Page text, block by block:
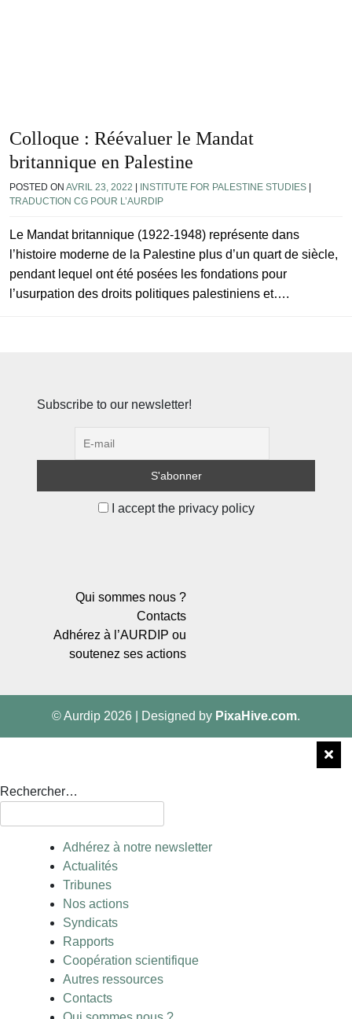
Colloque : Réévaluer le Mandat
britannique en Palestine
POSTED ON AVRIL 23, 2022 INSTITUTE FOR PALESTINE STUDIES
TRADUCTION CG POUR L’AURDIP
Le Mandat britannique (1922-1948) représente dans
l’histoire moderne de la Palestine plus d’un quart de siècle,
pendant lequel ont été posées les fondations pour
l’usurpation des droits politiques palestiniens et….
Subscribe to our newsletter!
I accept the privacy policy
Qui sommes nous ?
Contacts
Adhérez à l’AURDIP ou
soutenez ses actions
© Aurdip 2026 Designed by PixaHive.com.
Rechercher…
Adhérez à notre newsletter
Actualités
Tribunes
Nos actions
Syndicats
Rapports
Coopération scientifique
Autres ressources
Contacts